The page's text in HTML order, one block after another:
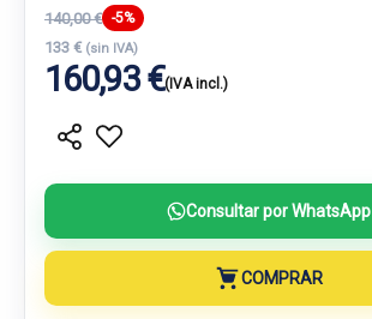
140,00 € -5%
133 € (sin IVA)
160,93 €(IVA incl.)
Consultar por WhatsApp
COMPRAR